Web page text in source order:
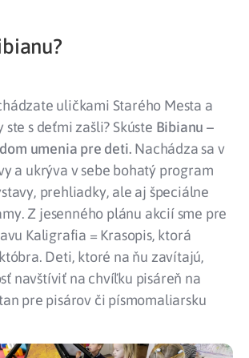
uličkami Starého Mesta a
s deťmi zašli? Skúste Bibianu –
umenia pre deti. Nachádza sa v
a ukrýva v sebe bohatý program
prehliadky, ale aj špeciálne
Z jesenného plánu akcií sme pre
Kaligrafia = Krasopis, ktorá
Deti, ktoré na ňu zavítajú,
navštíviť na chvíľku pisáreň na
pre pisárov či písmomaliarsku